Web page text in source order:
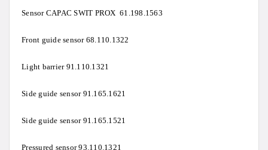
Sensor CAPAC SWIT PROX 61.198.1563
Front guide sensor 68.110.1322
Light barrier 91.110.1321
Side guide sensor 91.165.1621
Side guide sensor 91.165.1521
Pressured sensor 93.110.1321